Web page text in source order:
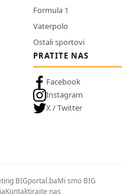
Formula 1
Vaterpolo
Ostali sportovi
PRATITE NAS
Facebook
Instagram
X / Twitter
BIGportal.baMi smo BIG
Kontaktirajte nas